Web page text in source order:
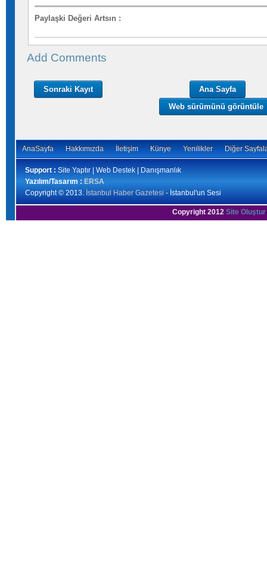
Paylaşki Değeri Artsın :
Add Comments
Sonraki Kayıt
Ana Sayfa
Web sürümünü görüntüle
AnaSayfa Hakkımızda İletişim Künye Yenilikler Diğer
Support : Site Yaptır | Web Destek | Danışmanlık
Yazılım/Tasarım : ERSA
Copyright © 2013. İstanbul Haber Gazetesi - İstanbul'un Sesi
Copyright 2012 Site Oluştur